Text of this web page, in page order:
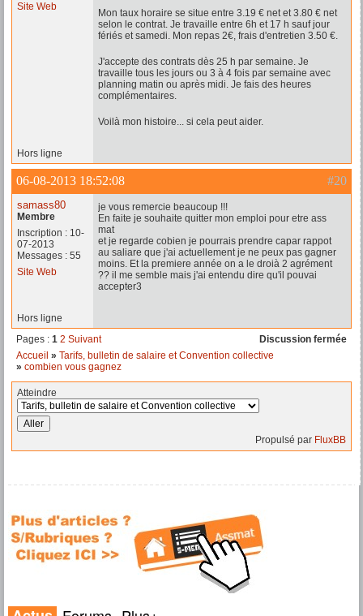
Site Web
Mon taux horaire se situe entre 3.19 € net et 3.80 € net
selon le contrat. Je travaille entre 6h et 17 h sauf jour
fériés et samedi. Mon repas 2€, frais d'entretien 3.50 €.
J'accepte des contrats dès 25 h par semaine. Je
travaille tous les jours ou 3 à 4 fois par semaine avec
planning matin ou après midi. Je fais des heures
complémentaires.
Voilà mon histoire... si cela peut aider.
Hors ligne
#20
06-08-2013 18:52:08
samass80
Membre
Inscription : 10-
07-2013
Messages : 55
Site Web
je vous remercie beaucoup !!!
En faite je souhaite quitter mon emploi pour etre ass
mat
et je regarde cobien je pourrais prendre capar rappot
au saliare que j'ai actuellement je ne peux pas gagner
moins. Et la premiere année on a le droià 2 agrément
?? il me semble mais j'ai entendu dire qu'il pouvai
accepter3
Hors ligne
Pages : 1 2 Suivant
Discussion fermée
Accueil » Tarifs, bulletin de salaire et Convention collective
» combien vous gagnez
Atteindre
Propulsé par FluxBB